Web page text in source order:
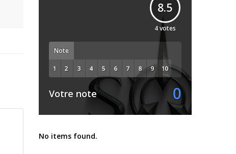
8.5
4votes
Note
Votre note 0
No items found.